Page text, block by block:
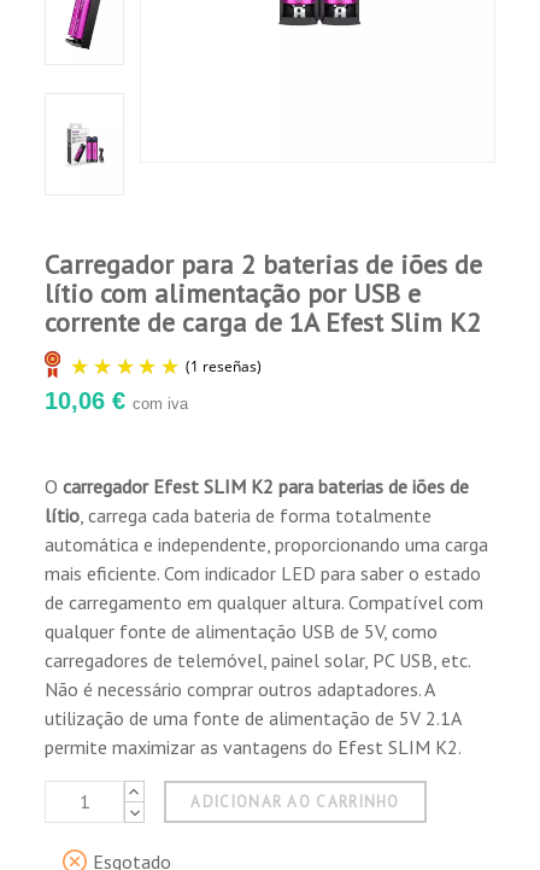
Carregador para 2 baterias de iões de
lítio com alimentação por USB e
corrente de carga de 1A Efest Slim K2
(1 reseñas)
10,06 € com iva
Ocarregador Efest SLIM K2 para baterias de iões de
lítio , carrega cada bateria de forma totalmente
automática e independente, proporcionando uma carga
mais eficiente. Com indicador LED para saber o estado
de carregamento em qualquer altura. Compatível com
qualquer fonte de alimentação USB de 5V, como
carregadores de telemóvel, painel solar, PC USB, etc.
Não é necessário comprar outros adaptadores. A
utilização de uma fonte de alimentação de 5V 2.1A
permite maximizar as vantagens do Efest SLIM K2.
ADICIONAR AO CARRINHO
Esgotado
Comprador Verificado